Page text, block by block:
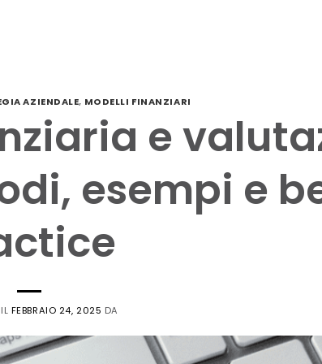
AZIENDALE, MODELLI FINANZIARI
e
esempi e
FEBBRAIO 24, 2025 DA